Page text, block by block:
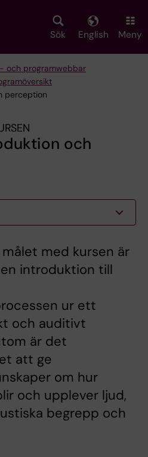
Sök English Meny
och programwebbar
perception
och
med kursen är
introduktion till
ur ett
och auditivt
är det
att ge
om hur
och upplever ljud,
begrepp och